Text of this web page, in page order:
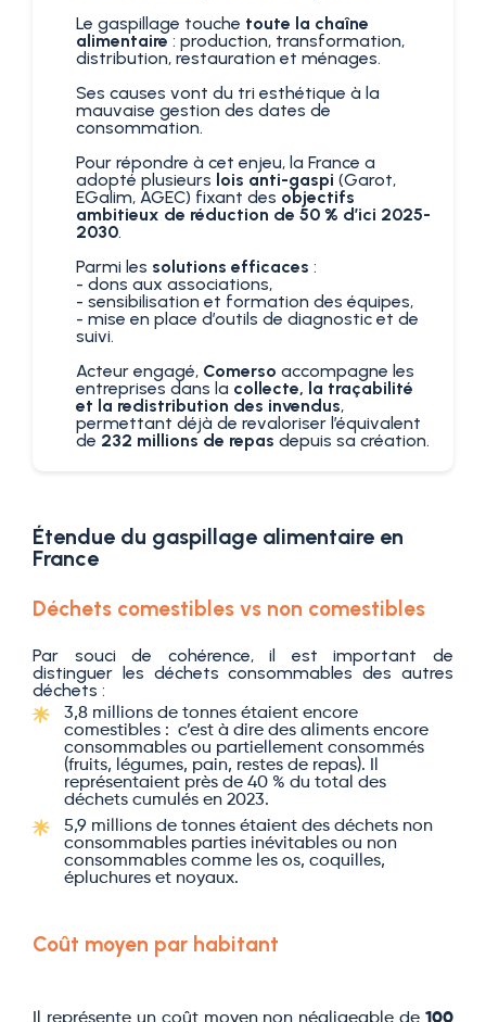
Le gaspillage touche toute la chaîne
alimentaire : production, transformation,
distribution, restauration et ménages.
Ses causes vont du tri esthétique à la
mauvaise gestion des dates de
consommation.
Pour répondre à cet enjeu, la France a
adopté plusieurs lois anti-gaspi (Garot,
EGalim, AGEC) fixant des objectifs
ambitieux de réduction de 50 % d’ici 2025-
2030.
Parmi les solutions efficaces :
- dons aux associations,
- sensibilisation et formation des équipes,
- mise en place d’outils de diagnostic et de
suivi.
Acteur engagé, Comerso accompagne les
entreprises dans la collecte, la traçabilité
et la redistribution des invendus,
permettant déjà de revaloriser l’équivalent
de 232 millions de repas depuis sa création.
Étendue du gaspillage alimentaire en
France
Déchets comestibles vs non comestibles
Par souci de cohérence, il est important de
distinguer les déchets consommables des autres
déchets :
3,8 millions de tonnes étaient encore
comestibles : c’est à dire des aliments encore
consommables ou partiellement consommés
(fruits, légumes, pain, restes de repas). Il
représentaient près de 40 % du total des
déchets cumulés en 2023.
5,9 millions de tonnes étaient des déchets non
consommables parties inévitables ou non
consommables comme les os, coquilles,
épluchures et noyaux.
Coût moyen par habitant